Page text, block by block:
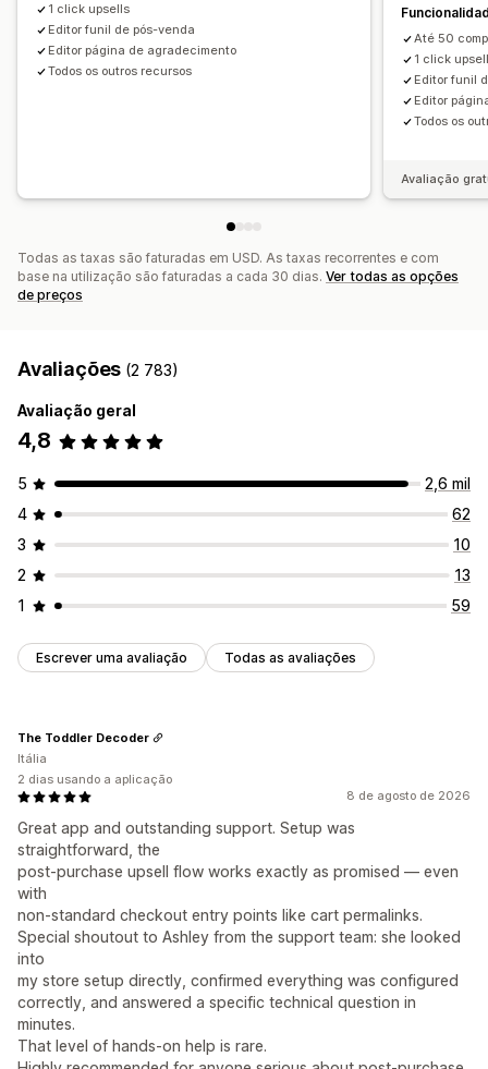
Suplementos de produtos
Recomendações de produtos
Frequentemente comprados em conjunto
Pacotes
Intervalos de quantidade
Desempenho da recomendação Sugestões de otimização
Personalização de finalização da compra
Notas personalizadas Descontos automáticos
Venda superior com um clique
1 click upsells
Editor funil de pós-venda
Editor página de agradecimento
Todos os outros recursos
Até 50
1 click
Editor funil
Editor
Todos os
Avaliação
Todas as taxas são faturadas em USD. As taxas recorrentes e com
base na utilização são faturadas a cada 30 dias. Ver todas as opções
de preços
Avaliações (2 783)
Avaliação geral
4,8
5
2,6 mil
4
62
3
10
2
13
1
59
Escrever uma avaliação Todas as avaliações
8 de agosto de 2026
Great app and outstanding support. Setup was
straightforward, the
post-purchase upsell flow works exactly as promised — even
with
non-standard checkout entry points like cart permalinks.
Special shoutout to Ashley from the support team: she looked
into
my store setup directly, confirmed everything was configured
correctly, and answered a specific technical question in
minutes.
That level of hands-on help is rare.
The Toddler Decoder
Itália
2 dias usando a aplicação